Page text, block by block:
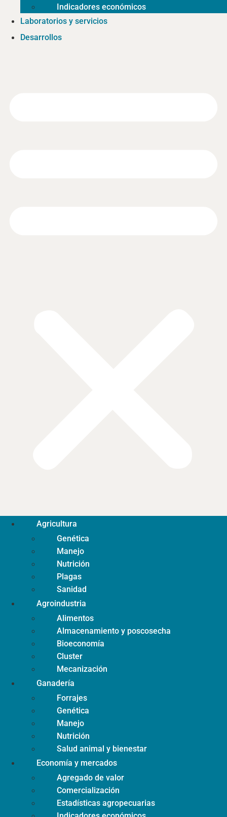
Indicadores económicos
Laboratorios y servicios
Desarrollos
Agricultura
Genética
Manejo
Nutrición
Plagas
Sanidad
Agroindustria
Alimentos
Almacenamiento y poscosecha
Bioeconomía
Cluster
Mecanización
Ganadería
Forrajes
Genética
Manejo
Nutrición
Salud animal y bienestar
Economía y mercados
Agregado de valor
Comercialización
Estadísticas agropecuarias